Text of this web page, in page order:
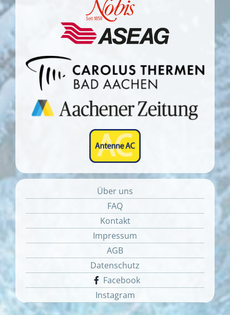
Über uns
FAQ
Kontakt
Impressum
AGB
Datenschutz
Facebook
Instagram